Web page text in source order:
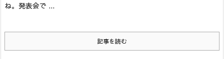
ね。 発表会で ...
記事を読む